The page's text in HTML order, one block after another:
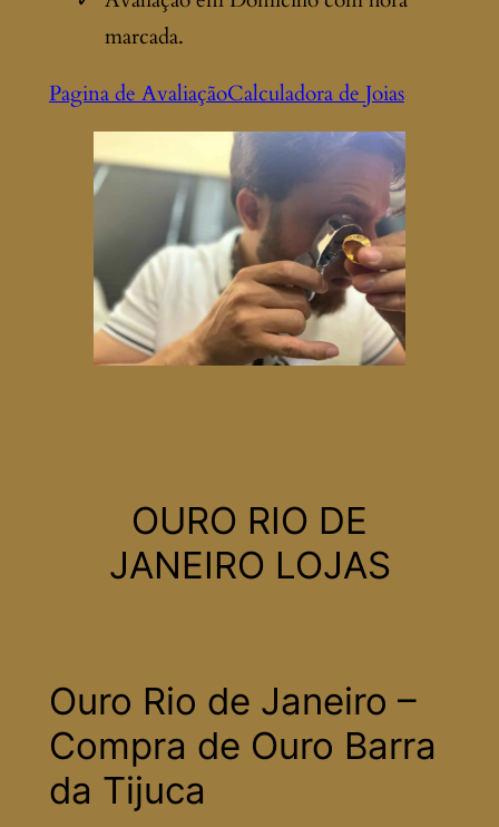
marcada.
Pagina de AvaliaçãoCalculadora de Joias
OURO RIO DE
JANEIRO LOJAS
Ouro Rio de Janeiro –
Compra de Ouro Barra
da Tijuca